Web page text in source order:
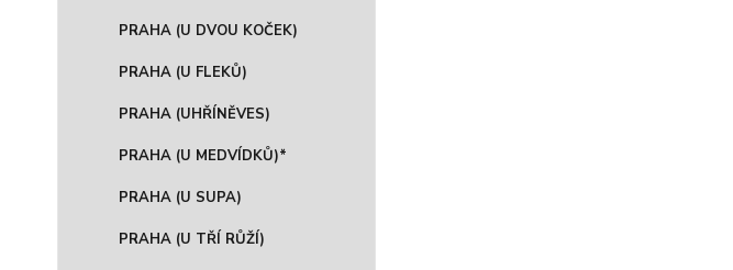
PRAHA (U DVOU KOČEK)
PRAHA (U FLEKŮ)
PRAHA (UHŘÍNĚVES)
PRAHA (U MEDVÍDKŮ)*
PRAHA (U SUPA)
PRAHA (U TŘÍ RŮŽÍ)